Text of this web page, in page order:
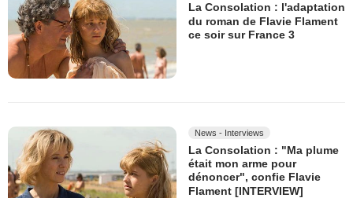
La Consolation : l'adaptation
du roman de Flavie Flament
ce soir sur France 3
News - Interviews
La Consolation : "Ma plume
était mon arme pour
dénoncer", confie Flavie
Flament [INTERVIEW]